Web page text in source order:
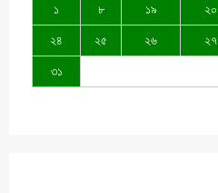
১ ৮ ১৯ ২০
২৪ ২৫ ২৬ ২৭
৩১